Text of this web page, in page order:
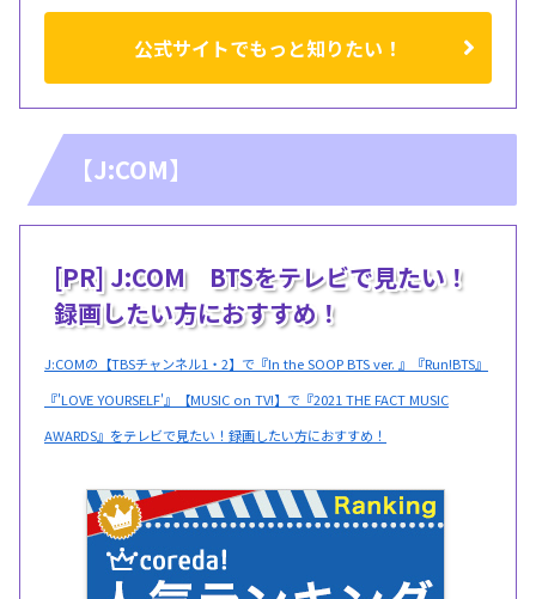
公式サイトでもっと知りたい！
【J:COM】
[PR] J:COM BTSをテレビで見たい！
録画したい方におすすめ！
J:COMの【TBSチャンネル1・2】で『In the SOOP BTS ver. 』『Run!BTS』
『'LOVE YOURSELF'』【MUSIC on TV!】で『2021 THE FACT MUSIC
AWARDS』をテレビで見たい！録画したい方におすすめ！